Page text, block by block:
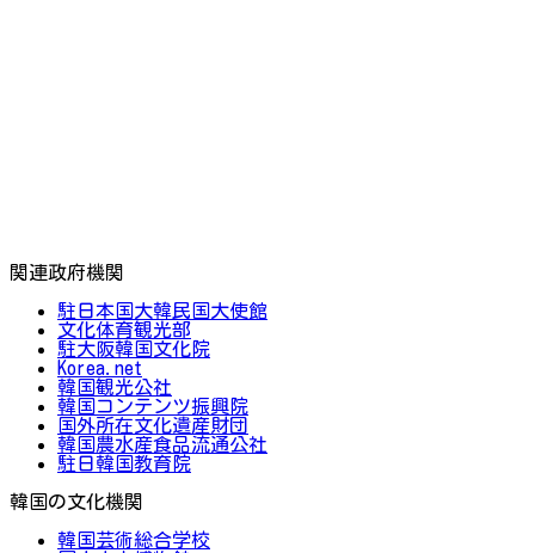
関連政府機関
駐日本国大韓民国大使館
文化体育観光部
駐大阪韓国文化院
Korea.net
韓国観光公社
韓国コンテンツ振興院
国外所在文化遺産財団
韓国農水産食品流通公社
駐日韓国教育院
韓国の文化機関
韓国芸術総合学校